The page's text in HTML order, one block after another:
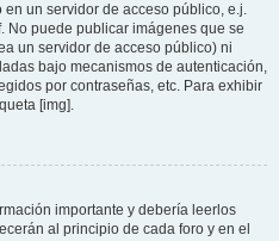
un servidor de acceso público, e.j.
No puede publicar imágenes que se
un servidor de acceso público) ni
bajo mecanismos de autenticación,
por contraseñas, etc. Para exhibir
[img].
importante y debería leerlos
al principio de cada foro y en el